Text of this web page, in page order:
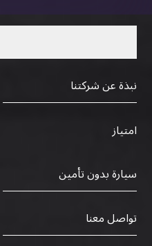
نبذة عن شركتنا
امتياز
سيارة بدون تأمين
تواصل معنا